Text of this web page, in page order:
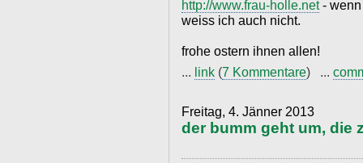
http://www.frau-holle.net- wenn
weiss ich auch nicht.
frohe ostern ihnen allen!
... link (7 Kommentare) ...
Freitag, 4. Jänner 2013
der bumm geht um, die